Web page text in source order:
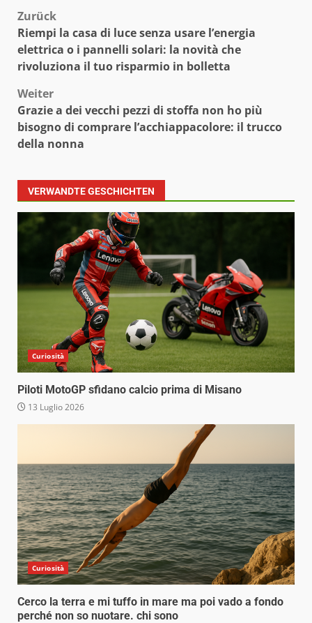
Beitragsnavigation
Zurück
Riempi la casa di luce senza usare l’energia
elettrica o i pannelli solari: la novità che
rivoluziona il tuo risparmio in bolletta
Weiter
Grazie a dei vecchi pezzi di stoffa non ho più
bisogno di comprare l’acchiappacolore: il trucco
della nonna
VERWANDTE GESCHICHTEN
Curiosità
Piloti MotoGP sfidano calcio prima di Misano
13 Luglio 2026
Curiosità
Cerco la terra e mi tuffo in mare ma poi vado a fondo
perché non so nuotare. chi sono